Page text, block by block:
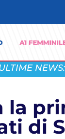
NEWS:
la
di